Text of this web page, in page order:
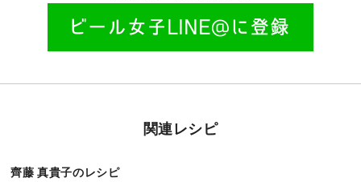
関連レシピ
齊藤 真貴子のレシピ